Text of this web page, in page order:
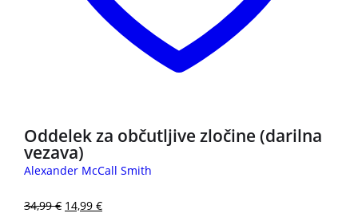
Oddelek za občutljive zločine (darilna
vezava)
Alexander McCall Smith
34,99€ 14,99 €